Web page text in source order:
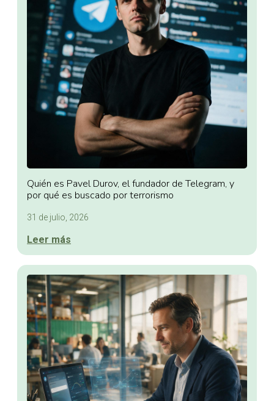
Quién es Pavel Durov, el fundador de Telegram, y
por qué es buscado por terrorismo
31 de julio, 2026
Leer más